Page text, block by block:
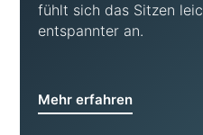
fühlt sich das Sitzen
entspannter an.
Mehr erfahren